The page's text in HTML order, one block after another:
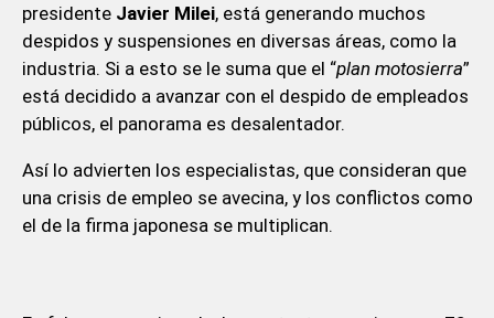
presidente Javier Milei, está generando muchos
despidos y suspensiones en diversas áreas, como la
industria. Si a esto se le suma que el “plan motosierra”
está decidido a avanzar con el despido de empleados
públicos, el panorama es desalentador.
Así lo advierten los especialistas, que consideran que
una crisis de empleo se avecina, y los conflictos como
el de la firma japonesa se multiplican.